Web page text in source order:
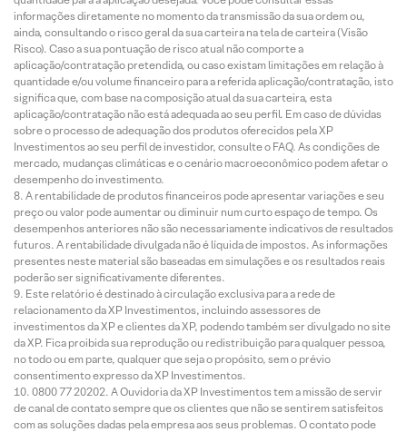
informações diretamente no momento da transmissão da sua ordem ou,
ainda, consultando o risco geral da sua carteira na tela de carteira (Visão
Risco). Caso a sua pontuação de risco atual não comporte a
aplicação/contratação pretendida, ou caso existam limitações em relação à
quantidade e/ou volume financeiro para a referida aplicação/contratação, isto
significa que, com base na composição atual da sua carteira, esta
aplicação/contratação não está adequada ao seu perfil. Em caso de dúvidas
sobre o processo de adequação dos produtos oferecidos pela XP
Investimentos ao seu perfil de investidor, consulte o FAQ. As condições de
mercado, mudanças climáticas e o cenário macroeconômico podem afetar o
desempenho do investimento.
A rentabilidade de produtos financeiros pode apresentar variações e seu
preço ou valor pode aumentar ou diminuir num curto espaço de tempo. Os
desempenhos anteriores não são necessariamente indicativos de resultados
futuros. A rentabilidade divulgada não é líquida de impostos. As informações
presentes neste material são baseadas em simulações e os resultados reais
poderão ser significativamente diferentes.
Este relatório é destinado à circulação exclusiva para a rede de
relacionamento da XP Investimentos, incluindo assessores de
investimentos da XP e clientes da XP, podendo também ser divulgado no site
da XP. Fica proibida sua reprodução ou redistribuição para qualquer pessoa,
no todo ou em parte, qualquer que seja o propósito, sem o prévio
consentimento expresso da XP Investimentos.
0800 77 20202. A Ouvidoria da XP Investimentos tem a missão de servir
de canal de contato sempre que os clientes que não se sentirem satisfeitos
com as soluções dadas pela empresa aos seus problemas. O contato pode